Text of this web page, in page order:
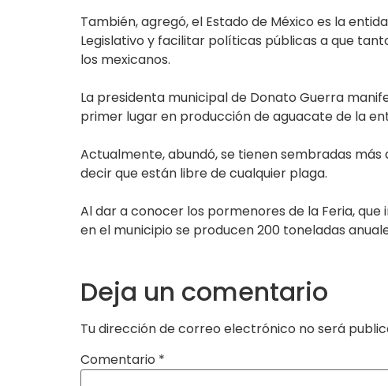
También, agregó, el Estado de México es la
Legislativo y facilitar políticas públicas a que
los mexicanos.
La presidenta municipal de Donato Guerra
primer lugar en producción de aguacate de la
Actualmente, abundó, se tienen sembradas
decir que están libre de cualquier plaga.
Al dar a conocer los pormenores de la Feria,
en el municipio se producen 200 toneladas
Deja un comentario
Tu dirección de correo electrónico no será
Comentario *